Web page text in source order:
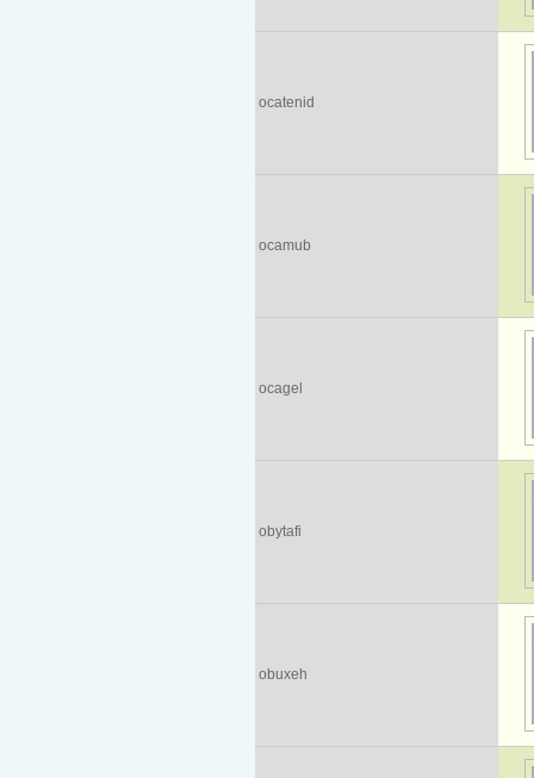
ocatenid
ocamub
ocagel
obytafi
obuxeh